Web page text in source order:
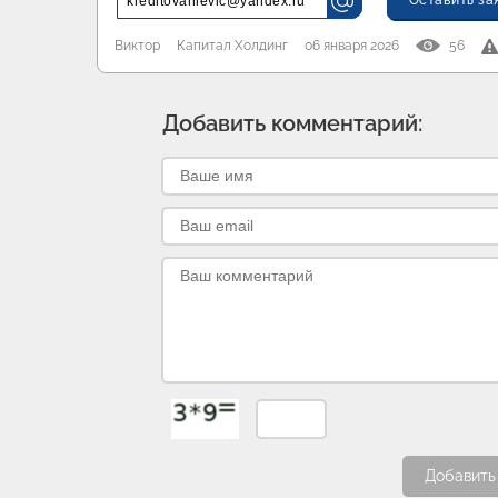
Виктор Капитал Холдинг 06 января 2026 56
Добавить комментарий: